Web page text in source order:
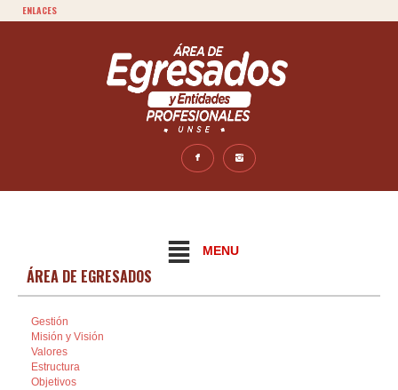
ENLACES
MENU
ÁREA DE EGRESADOS
Gestión
Misión y Visión
Valores
Estructura
Objetivos